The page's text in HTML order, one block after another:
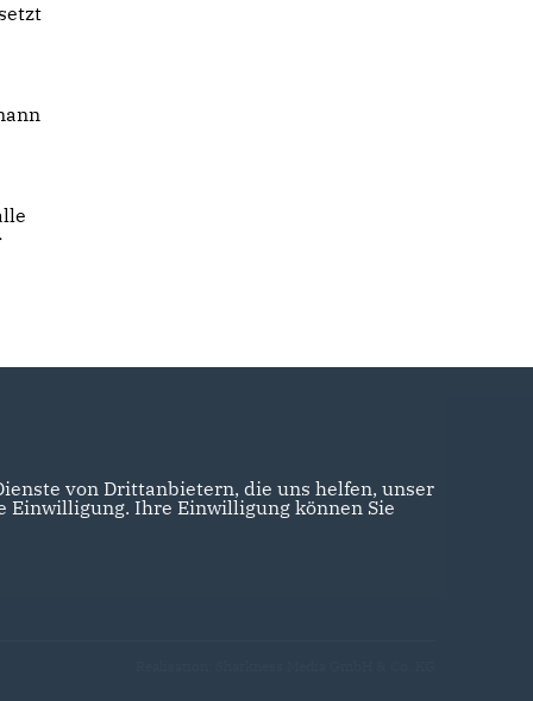
von Drittanbietern, die uns helfen, unser
Einwilligung. Ihre Einwilligung können Sie